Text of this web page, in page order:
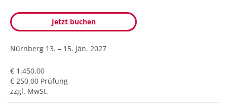
Jetzt buchen
Nürnberg 13. – 15. Jän. 2027
€ 1.450,00
€ 250,00 Prüfung
zzgl. MwSt.